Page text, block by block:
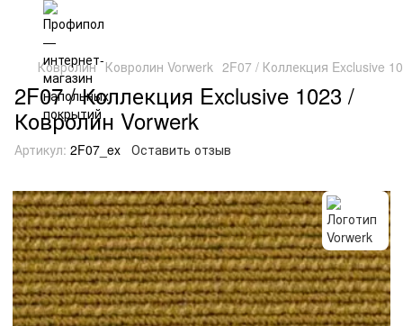
Ковролин Ковролин Vorwerk 2F07 / Коллекция Exclusive
2F07 / Коллекция Exclusive 1023 /
Ковролин Vorwerk
Артикул: 2F07_ex Оставить отзыв